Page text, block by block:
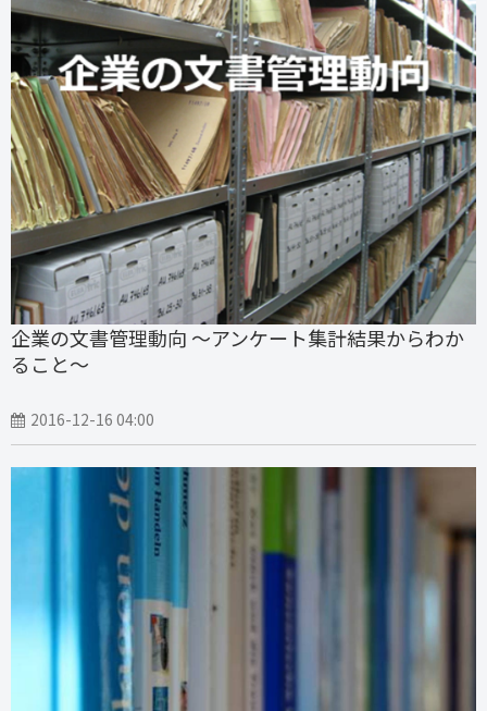
企業の文書管理動向 ～アンケート集計結果からわか
ること～
2016-12-16 04:00